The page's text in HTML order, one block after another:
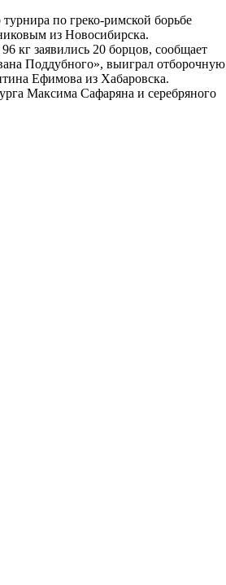
по греко-римской борьбе
из Новосибирска.
кг заявились 20 борцов, сообщает
Поддубного», выиграл отборочную
Ефимова из Хабаровска.
Максима Сафаряна и серебряного